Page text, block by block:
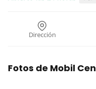
Dirección
Fotos de Mobil